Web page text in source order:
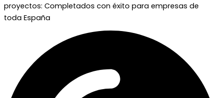
proyectos: Completados con éxito para empresas de
toda España